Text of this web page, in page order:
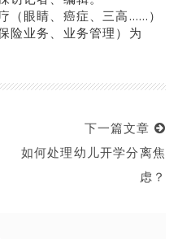
（眼睛、癌症、三高……）
险业务、业务管理）为
下一篇文章
如何处理幼儿开学分离焦
虑？